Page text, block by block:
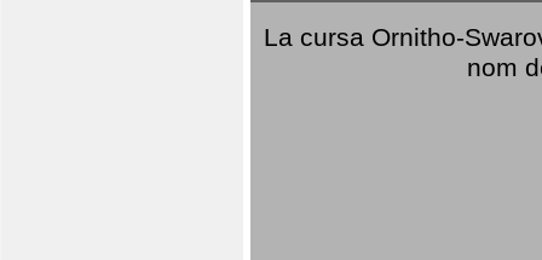
La cursa Ornitho-
nom